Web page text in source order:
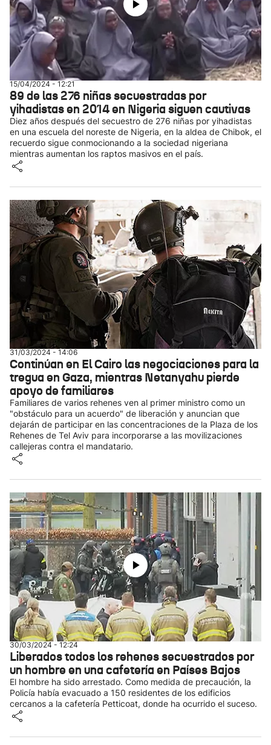
15/04/2024 - 12:21
89 de las 276 niñas secuestradas por
yihadistas en 2014 en Nigeria siguen cautivas
Diez años después del secuestro de 276 niñas por yihadistas
en una escuela del noreste de Nigeria, en la aldea de Chibok, el
recuerdo sigue conmocionando a la sociedad nigeriana
mientras aumentan los raptos masivos en el país.
31/03/2024 - 14:06
Continúan en El Cairo las negociaciones para la
tregua en Gaza, mientras Netanyahu pierde
apoyo de familiares
Familiares de varios rehenes ven al primer ministro como un
"obstáculo para un acuerdo" de liberación y anuncian que
dejarán de participar en las concentraciones de la Plaza de los
Rehenes de Tel Aviv para incorporarse a las movilizaciones
callejeras contra el mandatario.
30/03/2024 - 12:24
Liberados todos los rehenes secuestrados por
un hombre en una cafetería en Países Bajos
El hombre ha sido arrestado. Como medida de precaución, la
Policía había evacuado a 150 residentes de los edificios
cercanos a la cafetería Petticoat, donde ha ocurrido el suceso.